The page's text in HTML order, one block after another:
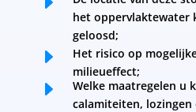
het oppervlaktewater
geloosd;
E
Het risico op
milieueffect;
E
Welke maatregelen u
calamiteiten,